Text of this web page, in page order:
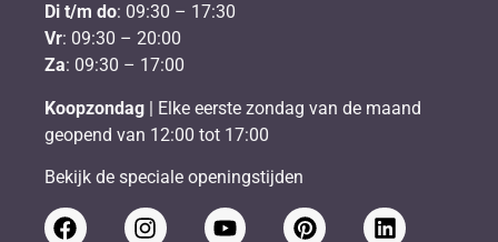
Di t/m do: 09:30 – 17:30
Vr: 09:30 – 20:00
Za: 09:30 – 17:00
Koopzondag | Elke eerste zondag van de maand
geopend van 12:00 tot 17:00
Bekijk de speciale openingstijden